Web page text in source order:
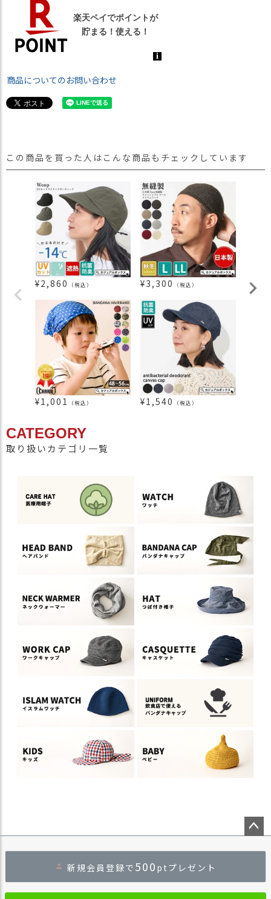
商品についてのお問い合わせ
この商品を買った人はこんな商品もチェックしています
¥2,860 （税込） ¥3,300 （税込） ¥
¥1,001 （税込） ¥1,540 （税込）
CATEGORY
取り扱いカテゴリ一覧
ジト
へ
新規会員登録で 500 ptプレゼント